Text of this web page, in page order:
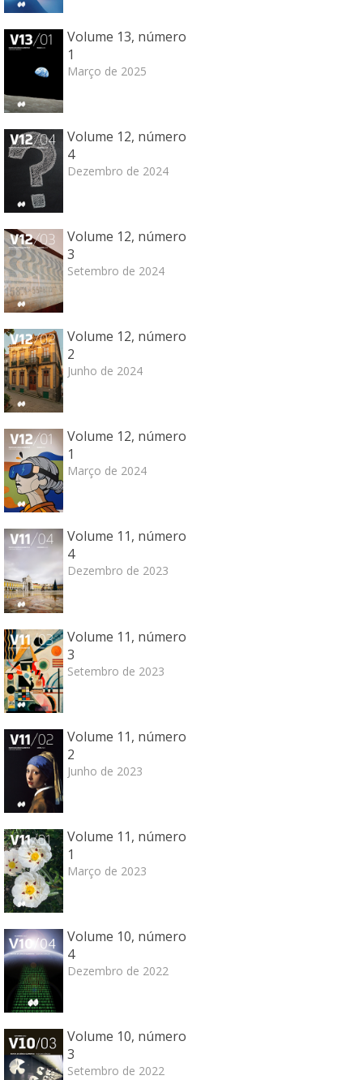
Volume 13, número
1
Março de 2025
Volume 12, número
4
Dezembro de 2024
Volume 12, número
3
Setembro de 2024
Volume 12, número
2
Junho de 2024
Volume 12, número
1
Março de 2024
Volume 11, número
4
Dezembro de 2023
Volume 11, número
3
Setembro de 2023
Volume 11, número
2
Junho de 2023
Volume 11, número
1
Março de 2023
Volume 10, número
4
Dezembro de 2022
Volume 10, número
3
Setembro de 2022